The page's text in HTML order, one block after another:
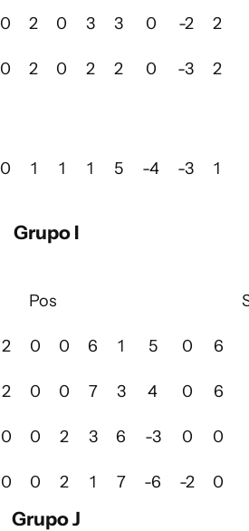
0 2 0 3 3 0 -2 2
0 2 0 2 2 0 -3 2
0 1 1 1 5 -4 -3 1
Grupo I
Pos
2 0 0 6 1 5 0 6
2 0 0 7 3 4 0 6
0 0 2 3 6 -3 0 0
0 0 2 1 7 -6 -2 0
Grupo J